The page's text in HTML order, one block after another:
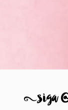
8siga